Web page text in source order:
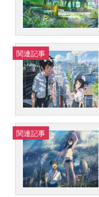
関連記事
関連記事